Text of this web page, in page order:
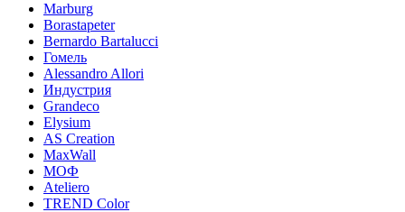
Marburg
Borastapeter
Bernardo Bartalucci
Гомель
Alessandro Allori
Индустрия
Grandeco
Elysium
AS Creation
MaxWall
МОФ
Ateliero
TREND Color